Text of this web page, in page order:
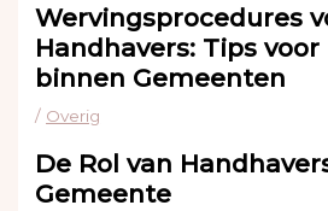
Wervingsprocedures
Handhavers: Tips
binnen Gemeenten
/ Overig
De Rol van
Gemeente